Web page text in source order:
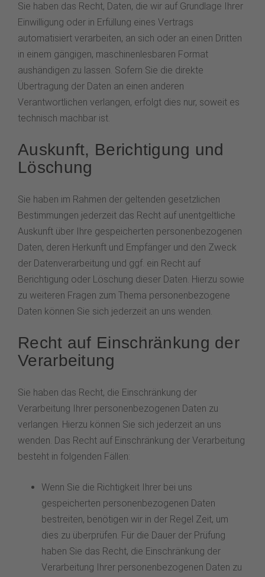
Sie haben das Recht, Daten, die wir auf Grundlage Ihrer
Einwilligung oder in Erfüllung eines Vertrags
automatisiert verarbeiten, an sich oder an einen Dritten
in einem gängigen, maschinenlesbaren Format
aushändigen zu lassen. Sofern Sie die direkte
Übertragung der Daten an einen anderen
Verantwortlichen verlangen, erfolgt dies nur, soweit es
technisch machbar ist.
Auskunft, Berichtigung und
Löschung
Sie haben im Rahmen der geltenden gesetzlichen
Bestimmungen jederzeit das Recht auf unentgeltliche
Auskunft über Ihre gespeicherten personenbezogenen
Daten, deren Herkunft und Empfänger und den Zweck
der Datenverarbeitung und ggf. ein Recht auf
Berichtigung oder Löschung dieser Daten. Hierzu sowie
zu weiteren Fragen zum Thema personenbezogene
Daten können Sie sich jederzeit an uns wenden.
Recht auf Einschränkung der
Verarbeitung
Sie haben das Recht, die Einschränkung der
Verarbeitung Ihrer personenbezogenen Daten zu
verlangen. Hierzu können Sie sich jederzeit an uns
wenden. Das Recht auf Einschränkung der Verarbeitung
besteht in folgenden Fällen:
Wenn Sie die Richtigkeit Ihrer bei uns
gespeicherten personenbezogenen Daten
bestreiten, benötigen wir in der Regel Zeit, um
dies zu überprüfen. Für die Dauer der Prüfung
haben Sie das Recht, die Einschränkung der
Verarbeitung Ihrer personenbezogenen Daten zu